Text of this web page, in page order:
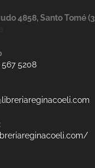
4858, Santo Tomé
567 5208